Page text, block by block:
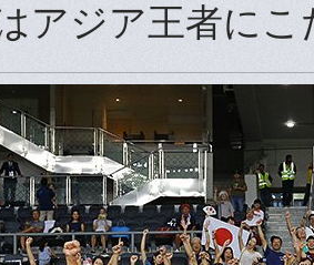
アジア王者にこ